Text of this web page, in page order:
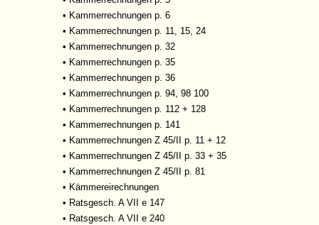
• Kammerrechnungen p. 6
• Kammerrechnungen p. 11, 15, 24
• Kammerrechnungen p. 32
• Kammerrechnungen p. 35
• Kammerrechnungen p. 36
• Kammerrechnungen p. 94, 98 100
• Kammerrechnungen p. 112 + 128
• Kammerrechnungen p. 141
• Kammerrechnungen Z 45/II p. 11 + 12
• Kammerrechnungen Z 45/II p. 33 + 35
• Kammerrechnungen Z 45/II p. 81
• Kämmereirechnungen
• Ratsgesch. A VII e 147
• Ratsgesch. A VII e 240